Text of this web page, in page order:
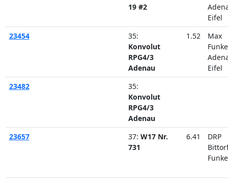
19 #2
Eifel
23454
35:
Konvolut
RPG4/3
Adenau
1.52
Max
Eifel
23482
35:
Konvolut
RPG4/3
Adenau
23657
37: W17 Nr.
731
6.41
DRP
Funke